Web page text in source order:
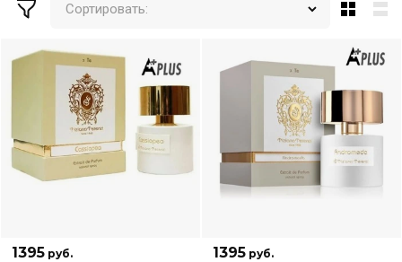
Сортировать:
1395 руб. 1395 руб.